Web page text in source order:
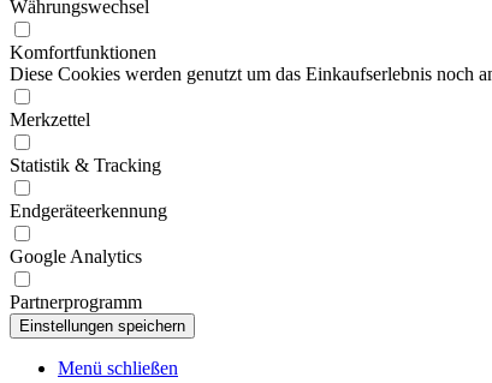
Währungswechsel
Komfortfunktionen
Diese Cookies werden genutzt um das Einkaufserlebnis noch
Merkzettel
Statistik & Tracking
Endgeräteerkennung
Google Analytics
Partnerprogramm
Menü schließen